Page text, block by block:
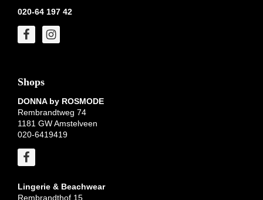
020-64 197 42
Shops
DONNA by ROSMODE
Rembrandtweg 74
1181 GW Amstelveen
020-6419419
Lingerie & Beachwear
Rembrandthof 15